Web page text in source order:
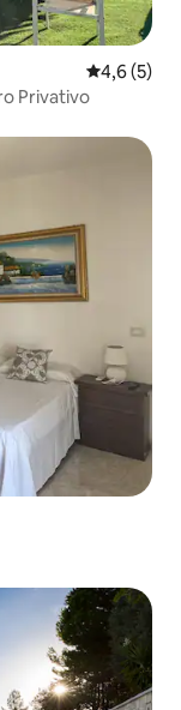
4,6 de
4,6 (5)
Privativo